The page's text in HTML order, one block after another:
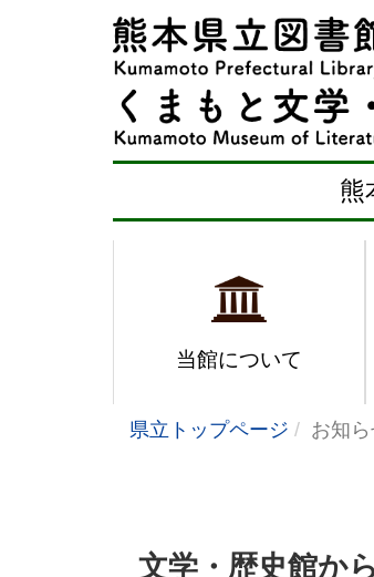
熊
当館について
県立トップページ お知ら
文学・歴史館か